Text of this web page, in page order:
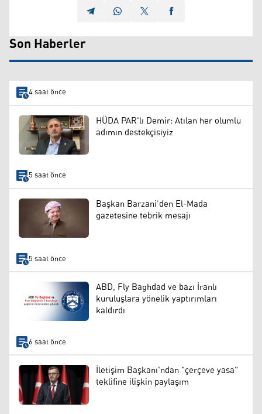
Son Haberler
4 saat önce
HÜDA PAR'lı Demir: Atılan her olumlu
adımın destekçisiyiz
5 saat önce
Başkan Barzani’den El-Mada
gazetesine tebrik mesajı
5 saat önce
ABD, Fly Baghdad ve bazı İranlı
kuruluşlara yönelik yaptırımları
kaldırdı
6 saat önce
İletişim Başkanı'ndan "çerçeve yasa"
teklifine ilişkin paylaşım